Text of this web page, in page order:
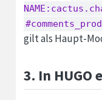
gilt als Haupt-
3. In HUGO